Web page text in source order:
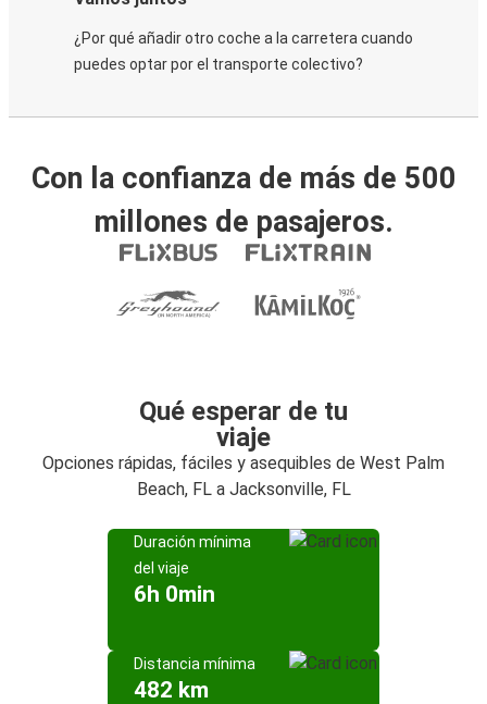
¿Por qué añadir otro coche a la carretera cuando
puedes optar por el transporte colectivo?
Con la confianza de más de 500
millones de pasajeros.
Qué esperar de tu
viaje
Opciones rápidas, fáciles y asequibles de West Palm
Beach, FL a Jacksonville, FL
Duración mínima
del viaje
6h 0min
Distancia mínima
482 km